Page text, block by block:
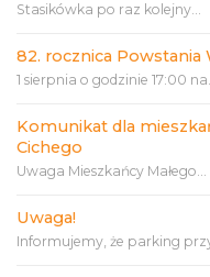
Stasikówka po raz kolejny...
82. rocznica Powstania
1 sierpnia o godzinie 17:00
Komunikat dla
Cichego
Uwaga Mieszkańcy Małego...
Uwaga!
Informujemy, że parking